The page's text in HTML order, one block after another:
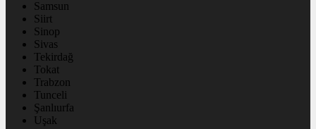
Samsun
Siirt
Sinop
Sivas
Tekirdağ
Tokat
Trabzon
Tunceli
Şanlıurfa
Uşak